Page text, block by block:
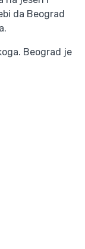
da Beograd
Beograd je